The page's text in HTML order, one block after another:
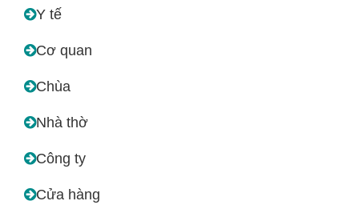
Y tế
Cơ quan
Chùa
Nhà thờ
Công ty
Cửa hàng